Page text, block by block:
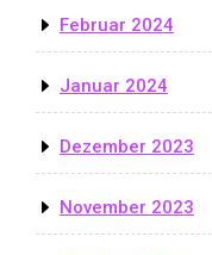
Februar 2024
Januar 2024
Dezember 2023
November 2023